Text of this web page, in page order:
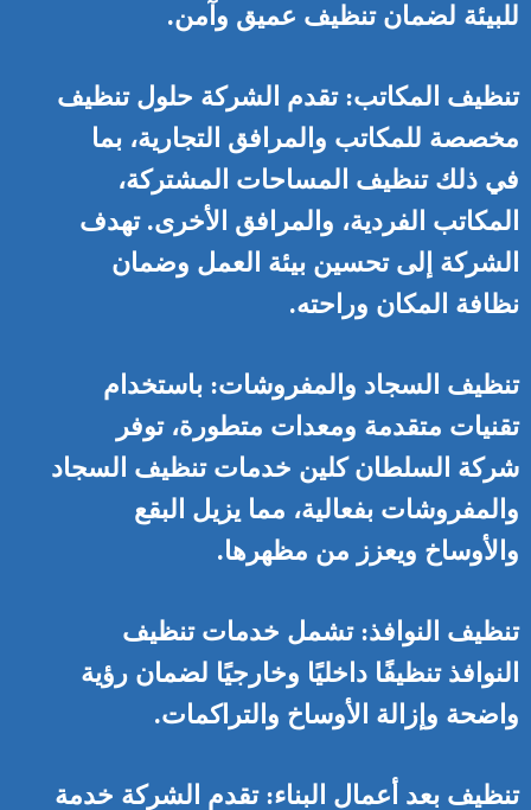
للبيئة لضمان تنظيف عميق وآمن.
تنظيف المكاتب: تقدم الشركة حلول تنظيف
مخصصة للمكاتب والمرافق التجارية، بما
في ذلك تنظيف المساحات المشتركة،
المكاتب الفردية، والمرافق الأخرى. تهدف
الشركة إلى تحسين بيئة العمل وضمان
نظافة المكان وراحته.
تنظيف السجاد والمفروشات: باستخدام
تقنيات متقدمة ومعدات متطورة، توفر
شركة السلطان كلين خدمات تنظيف السجاد
والمفروشات بفعالية، مما يزيل البقع
والأوساخ ويعزز من مظهرها.
تنظيف النوافذ: تشمل خدمات تنظيف
النوافذ تنظيفًا داخليًا وخارجيًا لضمان رؤية
واضحة وإزالة الأوساخ والتراكمات.
تنظيف بعد أعمال البناء: تقدم الشركة خدمة